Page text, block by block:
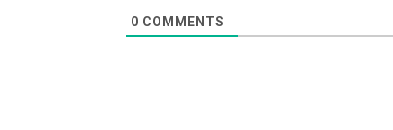
0 COMMENTS